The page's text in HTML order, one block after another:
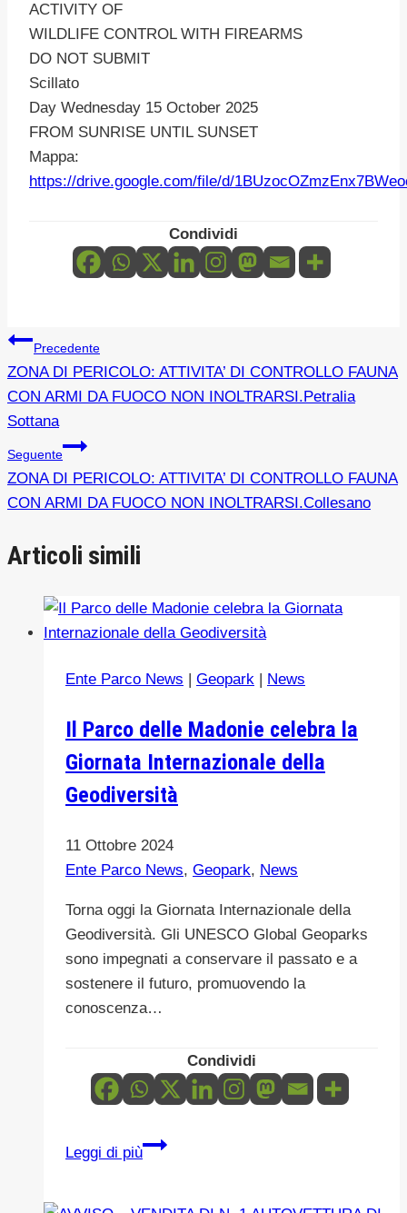
ACTIVITY OF
WILDLIFE CONTROL WITH FIREARMS
DO NOT SUBMIT
Scillato
Day Wednesday 15 October 2025
FROM SUNRISE UNTIL SUNSET
Mappa:
https://drive.google.com/file/d/
Condividi
Navigazione
articoli
Precedente
ZONA DI PERICOLO: ATTIVITA’ DI CONTROLLO FAUNA
CON ARMI DA FUOCO NON INOLTRARSI.Petralia
Sottana
Seguente
ZONA DI PERICOLO: ATTIVITA’ DI CONTROLLO FAUNA
CON ARMI DA FUOCO NON INOLTRARSI.Collesano
Articoli simili
Ente Parco News | Geopark | News
Il Parco delle Madonie celebra la
Giornata Internazionale della
Geodiversità
11 Ottobre 2024
Ente Parco News, Geopark, News
Torna oggi la Giornata Internazionale della
Geodiversità. Gli UNESCO Global Geoparks
sono impegnati a conservare il passato e a
sostenere il futuro, promuovendo la
conoscenza…
Condividi
Leggi di più
Il